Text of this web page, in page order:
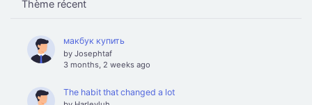
Thème récent
макбук купить
by Josephtaf
3 months, 2 weeks ago
The habit that changed a lot